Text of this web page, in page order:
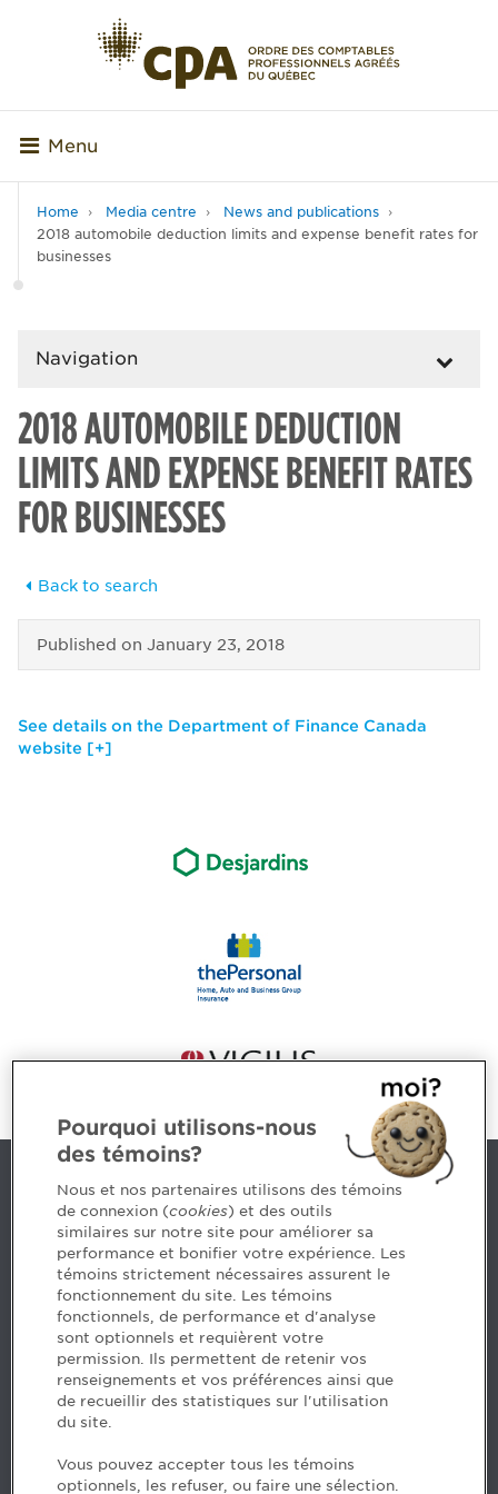
Menu
Home Media centre
News and publications
2018 automobile deduction limits and expense benefit rates for
businesses
Navigation
2018 AUTOMOBILE DEDUCTION
LIMITS AND EXPENSE BENEFIT RATES
FOR BUSINESSES
Back to search
Published on January 23, 2018
See details on the Department of Finance Canada
website [+]
Contact us
5, Place Ville Marie, bureau 800, Montréal (Québec)
H3B 2G2
www.cpaquebec.ca
Questions? Ask our team >
Want to make the Order a part of your career? See
our job offers >
Facebook - Devenir CPA
Pourquoi utilisons-nous
des témoins?
Nous et nos partenaires utilisons des témoins
de connexion (cookies) et des outils
similaires sur notre site pour améliorer sa
performance et bonifier votre expérience. Les
témoins strictement nécessaires assurent le
fonctionnement du site. Les témoins
fonctionnels, de performance et d'analyse
sont optionnels et requièrent votre
permission. Ils permettent de retenir vos
renseignements et vos préférences ainsi que
de recueillir des statistiques sur l'utilisation
du site.
Vous pouvez accepter tous les témoins
optionnels, les refuser, ou faire une sélection.